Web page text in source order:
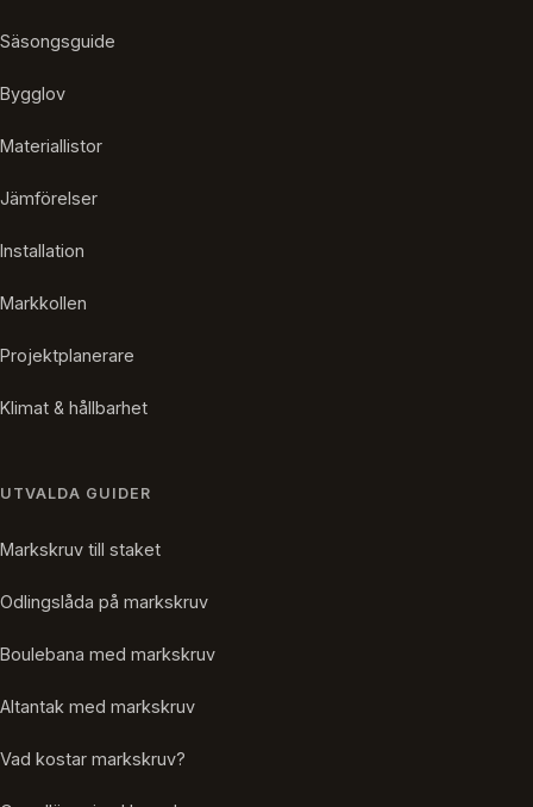
Säsongsguide
Bygglov
Materiallistor
Jämförelser
Installation
Markkollen
Projektplanerare
Klimat & hållbarhet
UTVALDA GUIDER
Markskruv till staket
Odlingslåda på markskruv
Boulebana med markskruv
Altantak med markskruv
Vad kostar markskruv?